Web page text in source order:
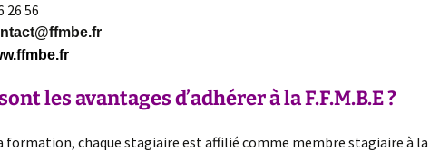
26 56
les avantagesd’adhérer àla F.F.M.B.E ?
formation, chaque stagiaire est affilié comme membre stagiaire à la